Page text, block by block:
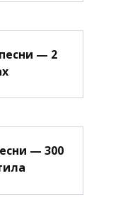
— 2
— 300